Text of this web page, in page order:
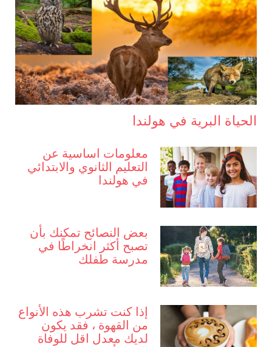
الحياة البرية في هولندا
معلومات اساسية عن
التعليم الثانوي والابتدائي
في هولندا
بعض النصائح تمكنك بأن
تصبح أكثر انخراطًا في
مدرسة طفلك
إذا كنت تشرب هذه الأنواع
من القهوة ، فقد يكون
لديك معدل اقل للوفاة